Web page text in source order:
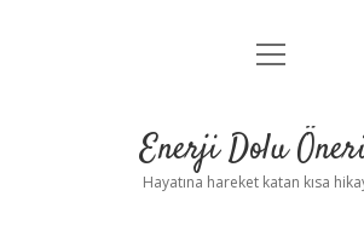
Anasayfa
Yasal Uyarı
menüyü
Enerji Dolu
Hayatına hareket katan kısa